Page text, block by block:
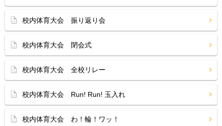
校内体育大会 振り返り会
校内体育大会 閉会式
校内体育大会 全校リレー
校内体育大会 Run! Run! 玉入れ
校内体育大会 わ！輪！ワッ！